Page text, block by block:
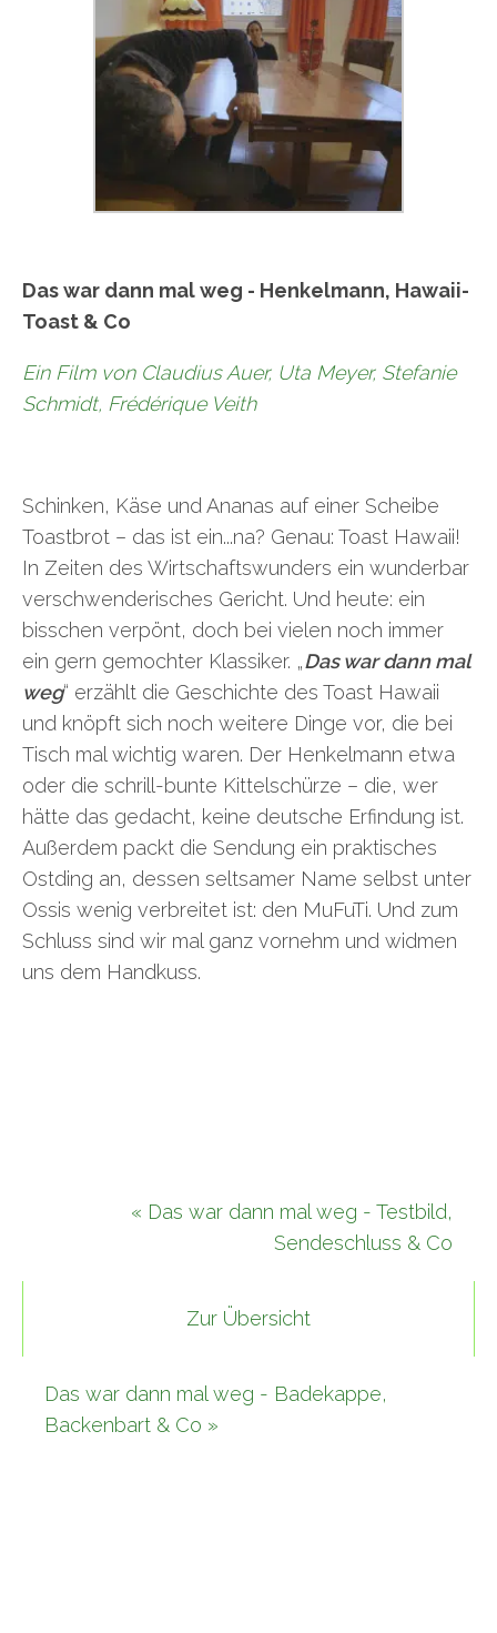
Das war dann mal weg - Henkelmann, Hawaii-
Toast & Co
Ein Film von Claudius Auer, Uta Meyer, Stefanie
Schmidt, Frédérique Veith
Schinken, Käse und Ananas auf einer Scheibe
Toastbrot – das ist ein...na? Genau: Toast Hawaii!
In Zeiten des Wirtschaftswunders ein wunderbar
verschwenderisches Gericht. Und heute: ein
bisschen verpönt, doch bei vielen noch immer
ein gern gemochter Klassiker. „Das war dann mal
weg“ erzählt die Geschichte des Toast Hawaii
und knöpft sich noch weitere Dinge vor, die bei
Tisch mal wichtig waren. Der Henkelmann etwa
oder die schrill-bunte Kittelschürze – die, wer
hätte das gedacht, keine deutsche Erfindung ist.
Außerdem packt die Sendung ein praktisches
Ostding an, dessen seltsamer Name selbst unter
Ossis wenig verbreitet ist: den MuFuTi. Und zum
Schluss sind wir mal ganz vornehm und widmen
uns dem Handkuss.
« Das war dann mal weg - Testbild,
Sendeschluss & Co
Zur Übersicht
Das war dann mal weg - Badekappe,
Backenbart & Co »